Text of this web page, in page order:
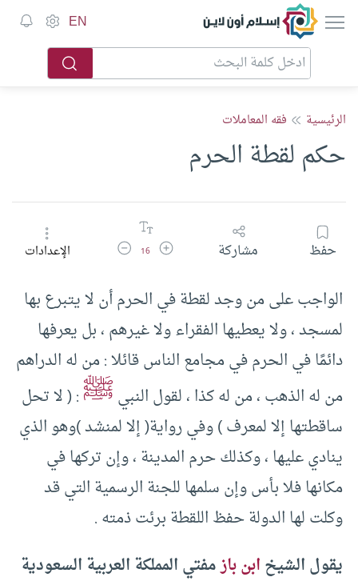
إسلام أون لاين EN
الرئيسية فقه المعاملات
حكم لقطة الحرم
حفظ مشاركة زيادة حجم الخط
16 تقليل حجم الخطالإعدادات
الواجب على من وجد لقطة في الحرم أن لا يتبرع بها
لمسجد ، ولا يعطيها الفقراء ولا غيرهم ، بل يعرفها
دائمًا في الحرم في مجامع الناس قائلا : من له الدراهم
من له الذهب ، من له كذا ، لقول النبيﷺ: ( لا تحل
ساقطتها إلا لمعرف ) وفي رواية( إلا لمنشد )وهو الذي
ينادي عليها ، وكذلك حرم المدينة ، وإن تركها في
مكانها فلا بأس وإن سلمها للجنة الرسمية التي قد
وكلت لها الدولة حفظ اللقطة برئت ذمته .
يقول الشيخابن بازمفتي المملكة العربية السعودية